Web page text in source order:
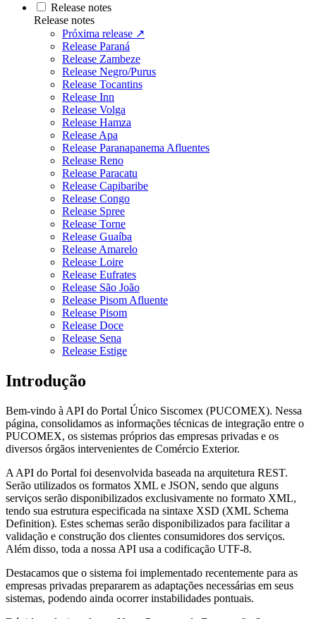
Release notes
Release notes
Próxima release ↗
Release Paraná
Release Zambeze
Release Negro/Purus
Release Tocantins
Release Inn
Release Volga
Release Hamza
Release Apa
Release Paranapanema Afluentes
Release Reno
Release Paracatu
Release Capibaribe
Release Congo
Release Spree
Release Torne
Release Guaíba
Release Amarelo
Release Loire
Release Eufrates
Release São João
Release Pisom Afluente
Release Pisom
Release Doce
Release Sena
Release Estige
Introdução
Bem-vindo à API do Portal Único Siscomex (PUCOMEX). Nessa
página, consolidamos as informações técnicas de integração entre o
PUCOMEX, os sistemas próprios das empresas privadas e os
diversos órgãos intervenientes de Comércio Exterior.
A API do Portal foi desenvolvida baseada na arquitetura REST.
Serão utilizados os formatos XML e JSON, sendo que alguns
serviços serão disponibilizados exclusivamente no formato XML,
tendo sua estrutura especificada na sintaxe XSD (XML Schema
Definition). Estes schemas serão disponibilizados para facilitar a
validação e construção dos clientes consumidores dos serviços.
Além disso, toda a nossa API usa a codificação UTF-8.
Destacamos que o sistema foi implementado recentemente para as
empresas privadas prepararem as adaptações necessárias em seus
sistemas, podendo ainda ocorrer instabilidades pontuais.